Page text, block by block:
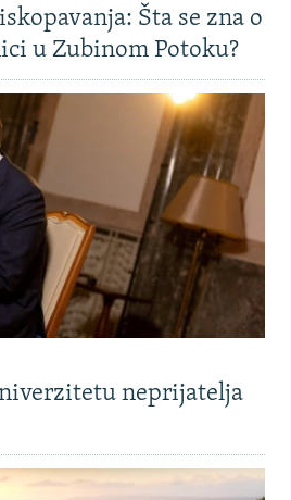
Šta se zna o
u Zubinom Potoku?
neprijatelja